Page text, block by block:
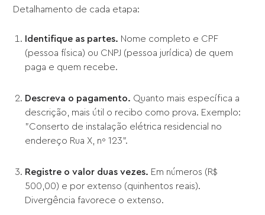
Detalhamento de cada etapa:
Identifique as partes. Nome completo e CPF
(pessoa física) ou CNPJ (pessoa jurídica) de quem
paga e quem recebe.
Descreva o pagamento. Quanto mais específica a
descrição, mais útil o recibo como prova. Exemplo:
"Conserto de instalação elétrica residencial no
endereço Rua X, nº 123".
Registre o valor duas vezes. Em números (R$
500,00) e por extenso (quinhentos reais).
Divergência favorece o extenso.